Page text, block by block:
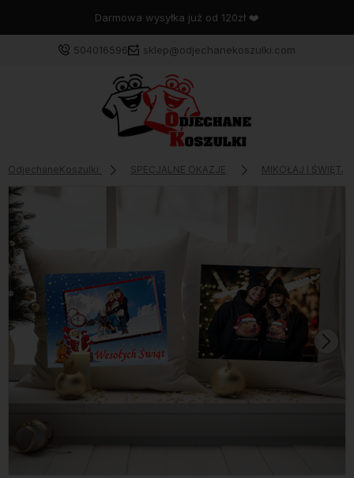
Wysyłka w 48 godzin
504016596 sklep@odjechanekoszulki.com
OdjechaneKoszulki SPECJALNE OKAZJE MIKOŁAJ I ŚWIĘTA